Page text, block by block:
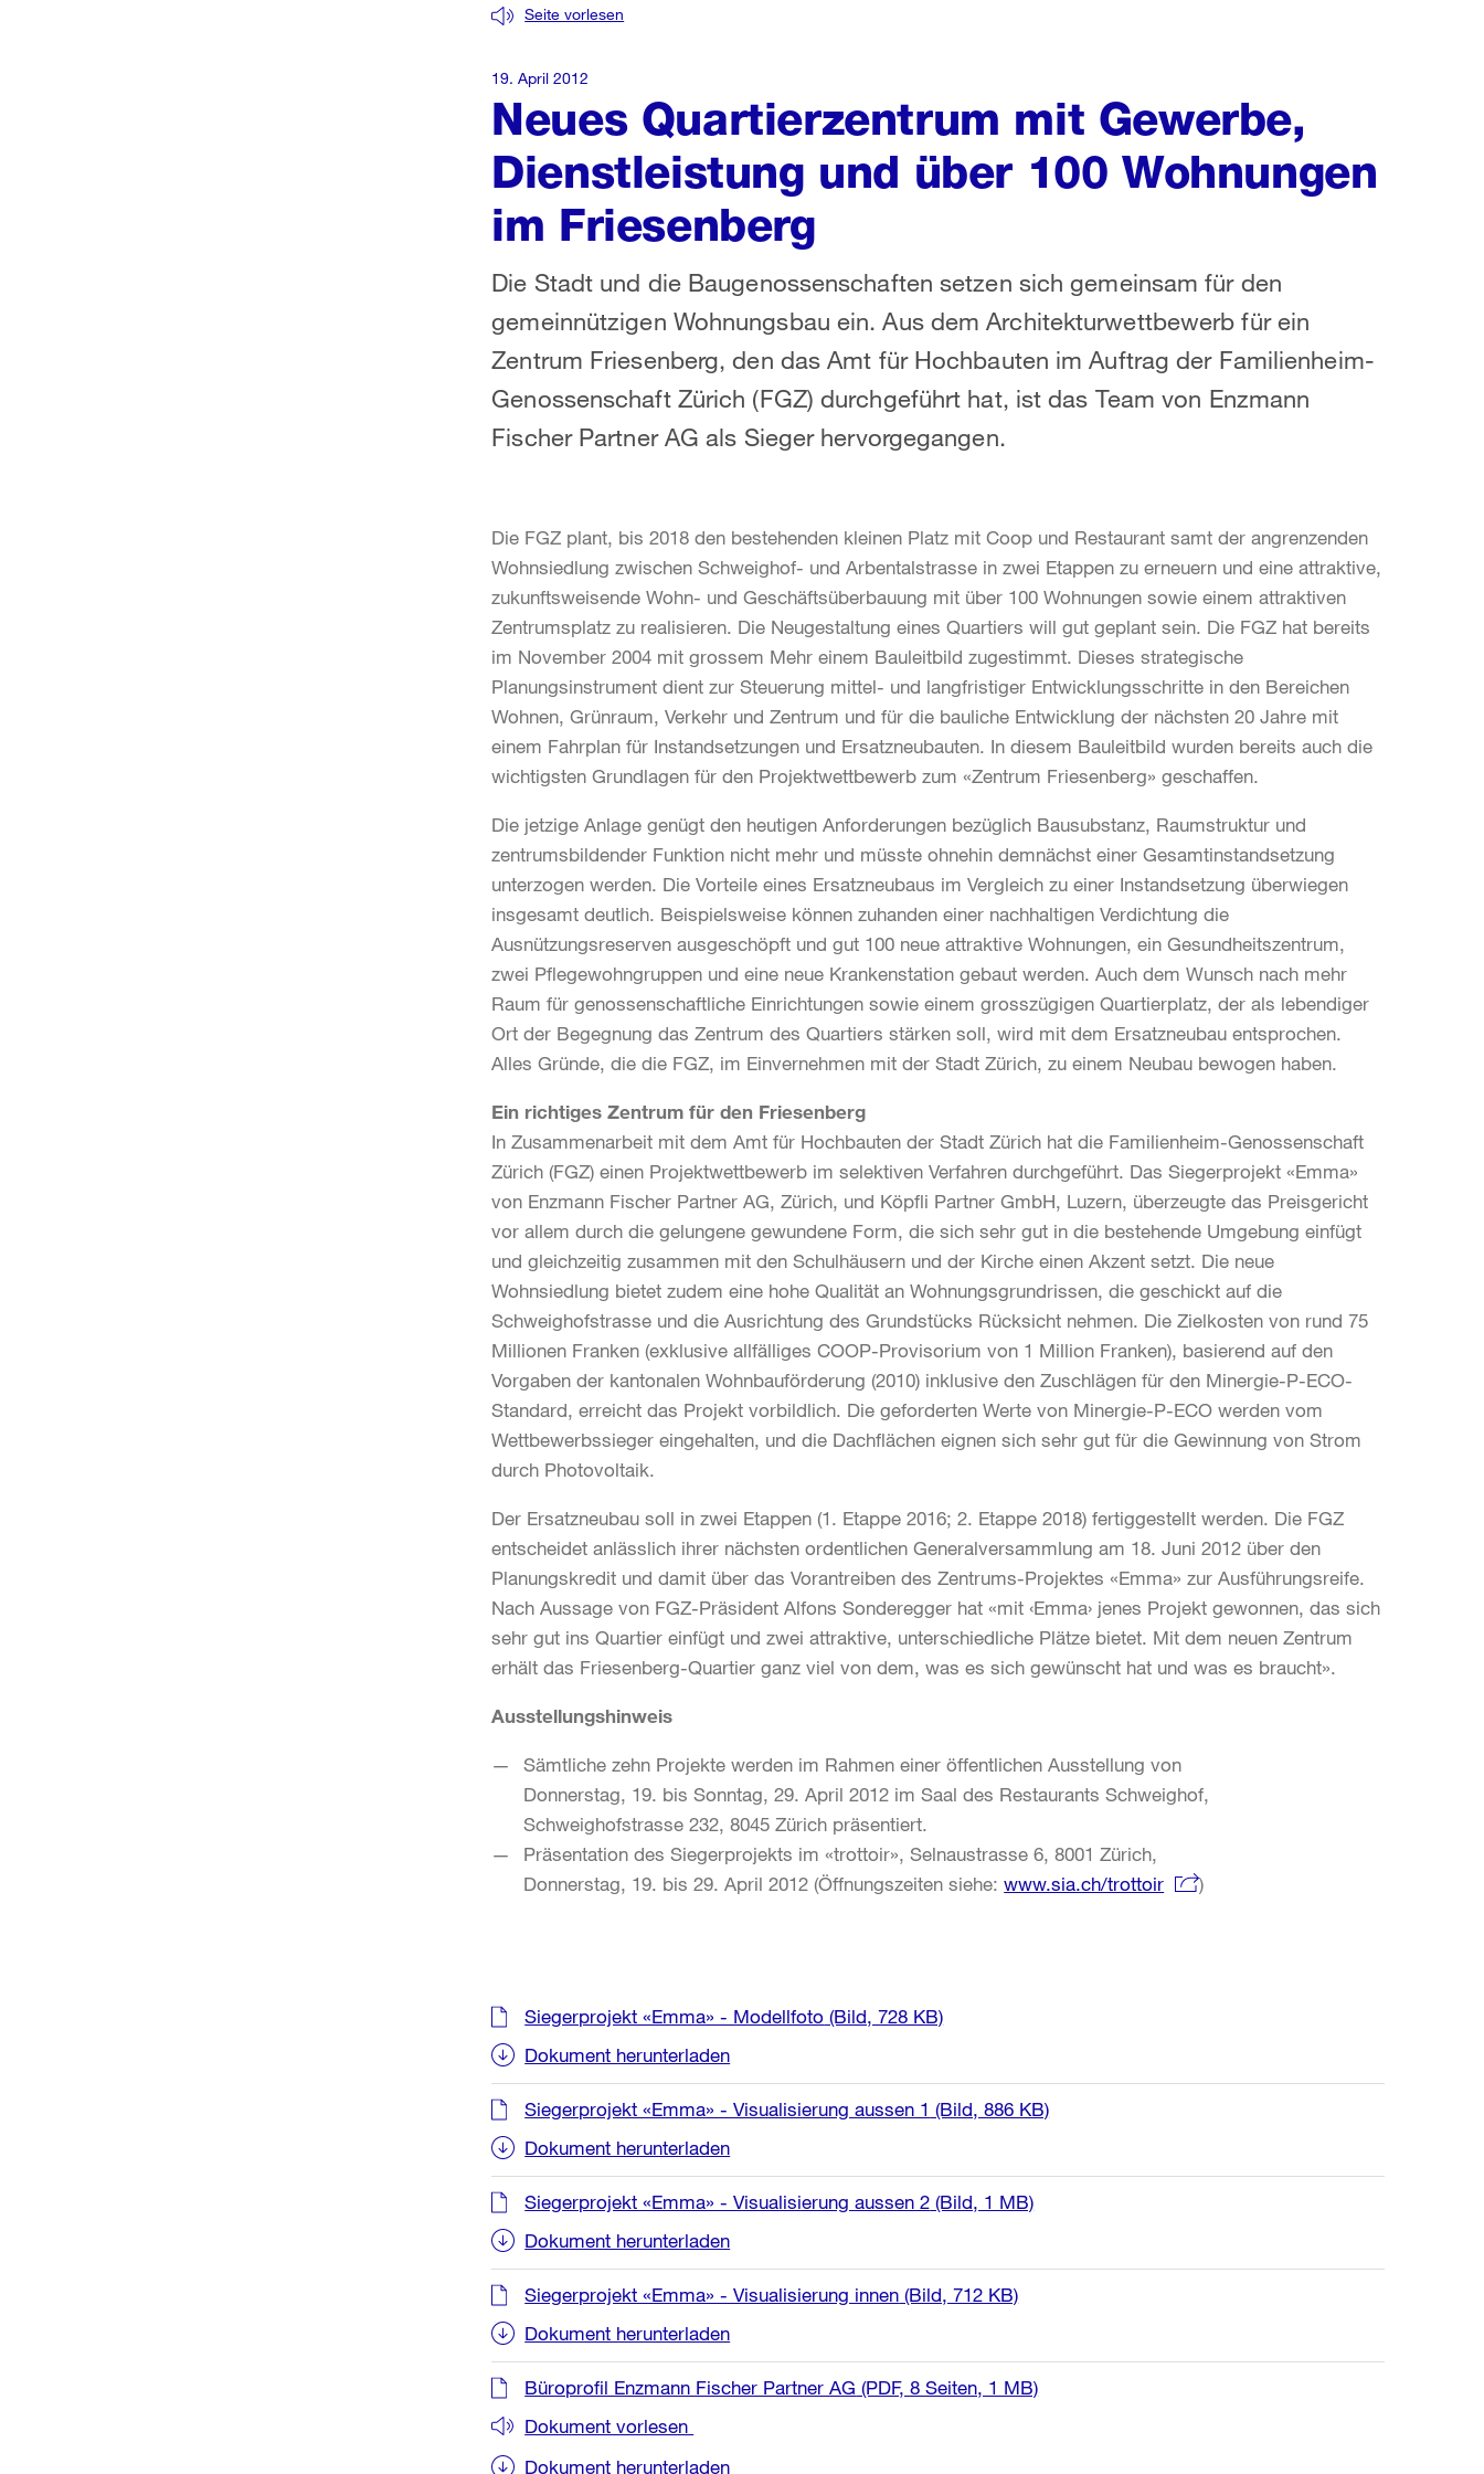
Neues Quartierzentrum mit Gewerbe,
Dienstleistung und über 100 Wohnungen
im Friesenberg
Seite vorlesen
Die Stadt und die Baugenossenschaften setzen sich gemeinsam für den
gemeinnützigen Wohnungsbau ein. Aus dem Architekturwettbewerb für ein
Zentrum Friesenberg, den das Amt für Hochbauten im Auftrag der Familienheim-
Genossenschaft Zürich (FGZ) durchgeführt hat, ist das Team von Enzmann
Fischer Partner AG als Sieger hervorgegangen.
19. April 2012
Die FGZ plant, bis 2018 den bestehenden kleinen Platz mit Coop und Restaurant samt der angrenzenden
Wohnsiedlung zwischen Schweighof- und Arbentalstrasse in zwei Etappen zu erneuern und eine attraktive,
zukunftsweisende Wohn- und Geschäftsüberbauung mit über 100 Wohnungen sowie einem attraktiven
Zentrumsplatz zu realisieren. Die Neugestaltung eines Quartiers will gut geplant sein. Die FGZ hat bereits
im November 2004 mit grossem Mehr einem Bauleitbild zugestimmt. Dieses strategische
Planungsinstrument dient zur Steuerung mittel- und langfristiger Entwicklungsschritte in den Bereichen
Wohnen, Grünraum, Verkehr und Zentrum und für die bauliche Entwicklung der nächsten 20 Jahre mit
einem Fahrplan für Instandsetzungen und Ersatzneubauten. In diesem Bauleitbild wurden bereits auch die
wichtigsten Grundlagen für den Projektwettbewerb zum «Zentrum Friesenberg» geschaffen.
Die jetzige Anlage genügt den heutigen Anforderungen bezüglich Bausubstanz, Raumstruktur und
zentrumsbildender Funktion nicht mehr und müsste ohnehin demnächst einer Gesamtinstandsetzung
unterzogen werden. Die Vorteile eines Ersatzneubaus im Vergleich zu einer Instandsetzung überwiegen
insgesamt deutlich. Beispielsweise können zuhanden einer nachhaltigen Verdichtung die
Ausnützungsreserven ausgeschöpft und gut 100 neue attraktive Wohnungen, ein Gesund­heitszentrum,
zwei Pflegewohngruppen und eine neue Krankenstation gebaut werden. Auch dem Wunsch nach mehr
Raum für genossenschaftliche Einrichtungen sowie einem grosszügigen Quartierplatz, der als lebendiger
Ort der Begegnung das Zentrum des Quartiers stärken soll, wird mit dem Ersatzneubau entsprochen.
Alles Gründe, die die FGZ, im Einvernehmen mit der Stadt Zürich, zu einem Neubau bewogen haben.
Ein richtiges Zentrum für den Friesenberg
In Zusammenarbeit mit dem Amt für Hochbauten der Stadt Zürich hat die Familienheim-Genossenschaft
Zürich (FGZ) einen Projektwettbewerb im selektiven Verfahren durchgeführt. Das Siegerprojekt «Emma»
von Enzmann Fischer Partner AG, Zürich, und Köpfli Partner GmbH, Luzern, überzeugte das Preisgericht
vor allem durch die gelungene gewundene Form, die sich sehr gut in die bestehende Umgebung einfügt
und gleichzeitig zusammen mit den Schulhäusern und der Kirche einen Akzent setzt. Die neue
Wohnsiedlung bietet zudem eine hohe Qualität an Wohnungsgrundrissen, die geschickt auf die
Schweighofstrasse und die Ausrichtung des Grundstücks Rücksicht nehmen. Die Zielkosten von rund 75
Millionen Franken (exklusive allfälliges COOP-Provisorium von 1 Million Franken), basierend auf den
Vorgaben der kantonalen Wohnbauförderung (2010) inklusive den Zuschlägen für den Minergie-P-ECO-
Standard, erreicht das Projekt vorbildlich. Die geforderten Werte von Minergie-P-ECO werden vom
Wettbewerbssieger eingehalten, und die Dachflächen eignen sich sehr gut für die Gewinnung von Strom
durch Photovoltaik.
Der Ersatzneubau soll in zwei Etappen (1. Etappe 2016; 2. Etappe 2018) fertiggestellt werden. Die FGZ
entscheidet anlässlich ihrer nächsten ordentlichen Generalversammlung am 18. Juni 2012 über den
Planungskredit und damit über das Vorantreiben des Zentrums-Projektes «Emma» zur Ausführungsreife.
Nach Aussage von FGZ-Präsident Alfons Sonder­egger hat «mit ‹Emma› jenes Projekt gewonnen, das sich
sehr gut ins Quartier einfügt und zwei attraktive, unterschiedliche Plätze bietet. Mit dem neuen Zentrum
erhält das Friesenberg-Quartier ganz viel von dem, was es sich gewünscht hat und was es braucht».
Ausstellungshinweis
Sämtliche zehn Projekte werden im Rahmen einer öffentlichen Ausstellung von
Donnerstag, 19. bis Sonntag, 29. April 2012 im Saal des Restaurants Schweighof,
Schweighofstrasse 232, 8045 Zürich präsentiert.
Präsentation des Siegerprojekts im «trottoir», Selnaustrasse 6, 8001 Zürich,
Donnerstag, 19. bis 29. April 2012 (Öffnungszeiten siehe:www.sia.ch/trottoir )
Weitere
Informationen
Siegerprojekt «Emma» - Modellfoto (Bild, 728 KB)
Dokument herunterladen
Siegerprojekt «Emma» - Visualisierung aussen 1 (Bild, 886 KB)
Dokument herunterladen
Siegerprojekt «Emma» - Visualisierung aussen 2 (Bild, 1 MB)
Dokument herunterladen
Siegerprojekt «Emma» - Visualisierung innen (Bild, 712 KB)
Dokument herunterladen
Büroprofil Enzmann Fischer Partner AG (PDF, 8 Seiten, 1 MB)
Dokument vorlesen
Dokument herunterladen